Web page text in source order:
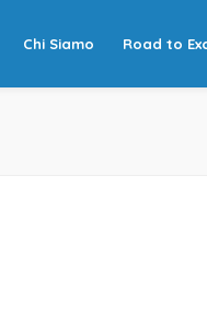
Chi Siamo Road to